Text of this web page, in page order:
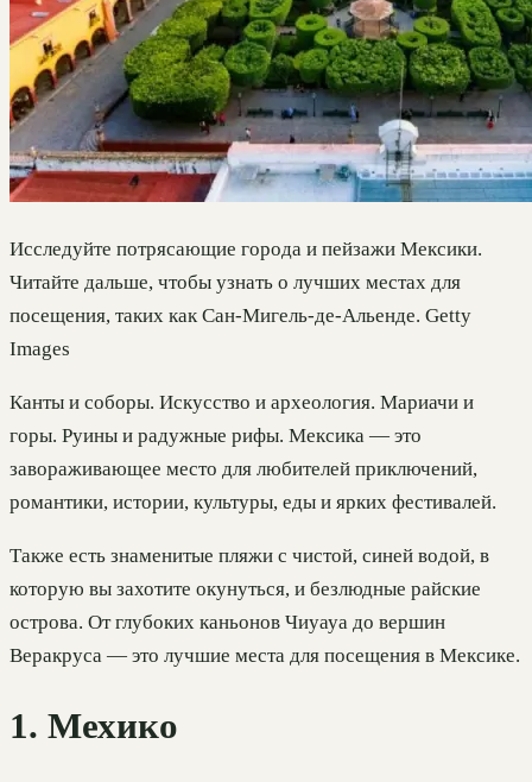
Исследуйте потрясающие города и пейзажи Мексики.
Читайте дальше, чтобы узнать о лучших местах для
посещения, таких как Сан-Мигель-де-Альенде. Getty
Images
Канты и соборы. Искусство и археология. Мариачи и
горы. Руины и радужные рифы. Мексика — это
завораживающее место для любителей приключений,
романтики, истории, культуры, еды и ярких фестивалей.
Также есть знаменитые пляжи с чистой, синей водой, в
которую вы захотите окунуться, и безлюдные райские
острова. От глубоких каньонов Чиуауа до вершин
Веракруса — это лучшие места для посещения в Мексике.
1. Мехико